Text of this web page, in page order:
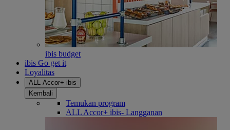
ibis budget
ibis Go get it
Loyalitas
ALL Accor+ ibis
Kembali
Temukan program
ALL Accor+ ibis- Langganan